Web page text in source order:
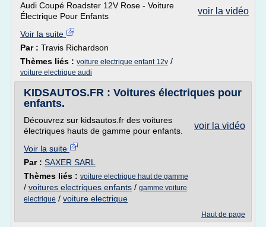
voir la vidéo
Audi Coupé Roadster 12V Rose - Voiture
Électrique Pour Enfants
Voir la suite
Par : Travis Richardson
Thèmes liés : voiture electrique enfant 12v /
voiture electrique audi
KIDSAUTOS.FR : Voitures électriques pour
enfants.
voir la vidéo
Découvrez sur kidsautos.fr des voitures
électriques hauts de gamme pour enfants.
Voir la suite
Par : SAXER SARL
Thèmes liés : voiture electrique haut de gamme
/ voitures electriques enfants / gamme voiture
electrique / voiture electrique
Haut de page